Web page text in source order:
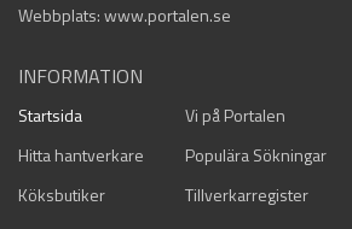
Webbplats: www.portalen.se
INFORMATION
Startsida Vi på Portalen
Hitta hantverkare
Populära Sökningar
Köksbutiker
Tillverkarregister